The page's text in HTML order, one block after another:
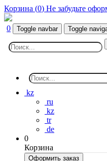
Корзина (0) Не забудьте
0 Toggle navbar Toggle
kz
ru
kz
tr
de
0
Корзина
Оформить заказ